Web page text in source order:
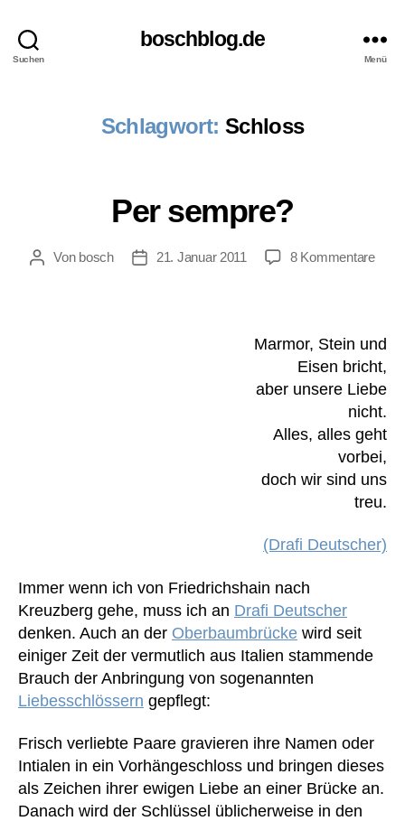
Suchen
boschblog.de
Menü
Schlagwort: Schloss
Per sempre?
Beitragsautor
Von bosch Veröffentlichungsdatum
21. Januar 2011 8 Kommentarezu
Marmor, Stein und
Eisen bricht,
aber unsere Liebe
nicht.
Alles, alles geht
vorbei,
doch wir sind uns
treu.
(Drafi Deutscher)
Immer wenn ich von Friedrichshain nach
Kreuzberg gehe, muss ich an Drafi Deutscher
denken. Auch an der Oberbaumbrücke wird seit
einiger Zeit der vermutlich aus Italien stammende
Brauch der Anbringung von sogenannten
Liebesschlössern gepflegt:
Frisch verliebte Paare gravieren ihre Namen oder
Intialen in ein Vorhängeschloss und bringen dieses
als Zeichen ihrer ewigen Liebe an einer Brücke an.
Danach wird der Schlüssel üblicherweise in den